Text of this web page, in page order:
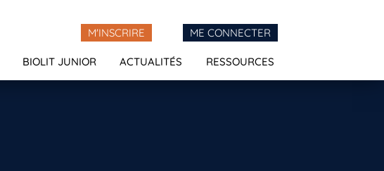
M'INSCRIRE ME CONNECTER
BIOLIT JUNIOR ACTUALITÉS RESSOURCES